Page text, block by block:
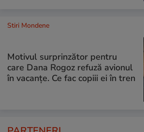
Stiri Mondene
Motivul surprinzător pentru
care Dana Rogoz refuză avionul
în vacanțe. Ce fac copiii ei în tren